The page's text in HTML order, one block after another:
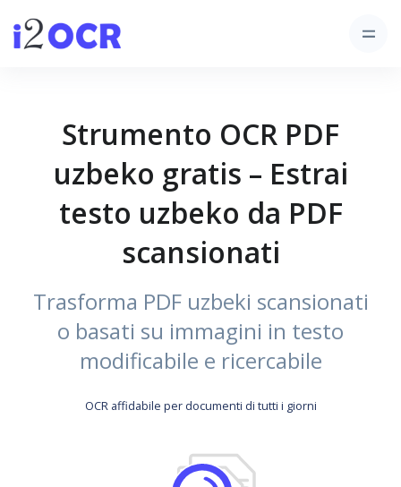
Strumento OCR PDF
uzbeko gratis – Estrai
testo uzbeko da PDF
scansionati
Trasforma PDF uzbeki scansionati
o basati su immagini in testo
modificabile e ricercabile
OCR affidabile per documenti di tutti i giorni